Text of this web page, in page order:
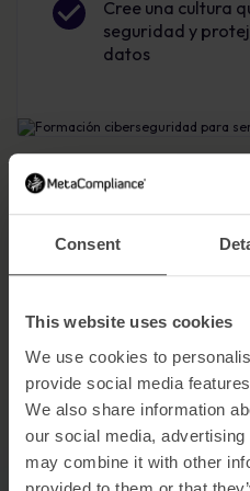
Consent
This website uses cookies
We use cookies to
provide social media
We also share information
our social media,
may combine it with other
Cree una cultura
seguridad y
datos
Capacitar a los equipos para
MetaCompliance ofrece
uno para el riesgo
Nuestra solución basada en
para el sector, refuerza las